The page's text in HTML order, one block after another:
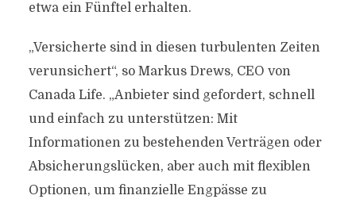
etwa ein Fünftel erhalten.
„Versicherte sind in diesen turbulenten Zeiten
verunsichert“, so Markus Drews, CEO von
Canada Life. „Anbieter sind gefordert, schnell
und einfach zu unterstützen: Mit
Informationen zu bestehenden Verträgen oder
Absicherungslücken, aber auch mit flexiblen
Optionen, um finanzielle Engpässe zu